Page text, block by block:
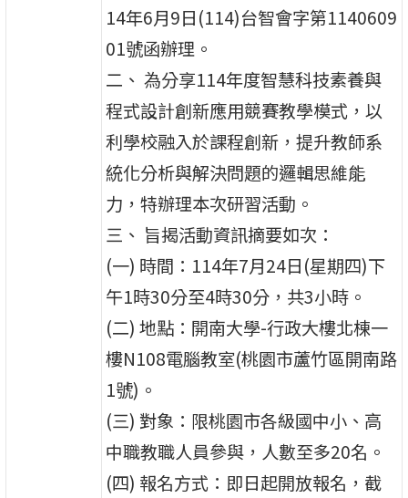
14年6月9日(114)台智會字第1140609
01號函辦理。
二、 為分享114年度智慧科技素養與
程式設計創新應用競賽教學模式，以
利學校融入於課程創新，提升教師系
統化分析與解決問題的邏輯思維能
力，特辦理本次研習活動。
三、 旨揭活動資訊摘要如次：
(一) 時間：114年7月24日(星期四)下
午1時30分至4時30分，共3小時。
(二) 地點：開南大學-行政大樓北棟一
樓N108電腦教室(桃園市蘆竹區開南路
1號)。
(三) 對象：限桃園市各級國中小、高
中職教職人員參與，人數至多20名。
(四) 報名方式：即日起開放報名，截